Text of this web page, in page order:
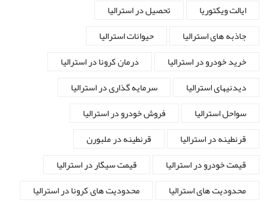
ایالت ویکتوریا
تحصیل در استرالیا
جاذبه های استرالیا
حیوانات استرالیا
خرید خودرو در استرالیا
درمان کرونا در استرالیا
دیدنیهای استرالیا
سرمایه گذاری در استرالیا
سواحل استرالیا
فروش خودرو در استرالیا
قرنطینه در استرالیا
قرنطینه در ملبورن
قیمت خودرو در استرالیا
قیمت سیگار در استرالیا
محدودیت های استرالیا
محدودیت های کرونا در استرالیا